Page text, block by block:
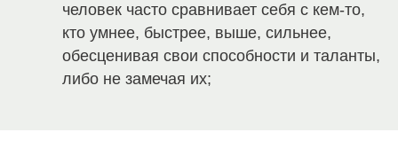
человек часто сравнивает себя с кем-то,
кто умнее, быстрее, выше, сильнее,
обесценивая свои способности и таланты,
либо не замечая их;